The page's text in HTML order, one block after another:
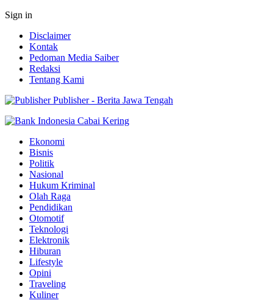
Sign in
Disclaimer
Kontak
Pedoman Media Saiber
Redaksi
Tentang Kami
Publisher - Berita Jawa Tengah
Ekonomi
Bisnis
Politik
Nasional
Hukum Kriminal
Olah Raga
Pendidikan
Otomotif
Teknologi
Elektronik
Hiburan
Lifestyle
Opini
Traveling
Kuliner